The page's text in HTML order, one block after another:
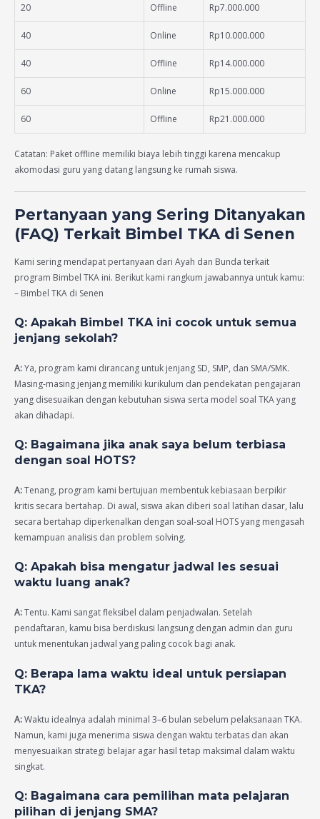
20 Offline Rp7.000.000
40 Online Rp10.000.000
40 Offline Rp14.000.000
60 Online Rp15.000.000
60 Offline Rp21.000.000
Catatan: Paket offline memiliki biaya lebih tinggi karena mencakup
akomodasi guru yang datang langsung ke rumah siswa.
Pertanyaan yang Sering Ditanyakan
(FAQ) Terkait Bimbel TKA di Senen
Kami sering mendapat pertanyaan dari Ayah dan Bunda terkait
program Bimbel TKA ini. Berikut kami rangkum jawabannya untuk kamu:
– Bimbel TKA di Senen
Q: Apakah Bimbel TKA ini cocok untuk semua
jenjang sekolah?
A:Ya, program kami dirancang untuk jenjang SD, SMP, dan SMA/SMK.
Masing-masing jenjang memiliki kurikulum dan pendekatan pengajaran
yang disesuaikan dengan kebutuhan siswa serta model soal TKA yang
akan dihadapi.
Q: Bagaimana jika anak saya belum terbiasa
dengan soal HOTS?
A:Tenang, program kami bertujuan membentuk kebiasaan berpikir
kritis secara bertahap. Di awal, siswa akan diberi soal latihan dasar, lalu
secara bertahap diperkenalkan dengan soal-soal HOTS yang mengasah
kemampuan analisis dan problem solving.
Q: Apakah bisa mengatur jadwal les sesuai
waktu luang anak?
A:Tentu. Kami sangat fleksibel dalam penjadwalan. Setelah
pendaftaran, kamu bisa berdiskusi langsung dengan admin dan guru
untuk menentukan jadwal yang paling cocok bagi anak.
Q: Berapa lama waktu ideal untuk persiapan
TKA?
A:Waktu idealnya adalah minimal 3–6 bulan sebelum pelaksanaan TKA.
Namun, kami juga menerima siswa dengan waktu terbatas dan akan
menyesuaikan strategi belajar agar hasil tetap maksimal dalam waktu
singkat.
Q: Bagaimana cara pemilihan mata pelajaran
pilihan di jenjang SMA?